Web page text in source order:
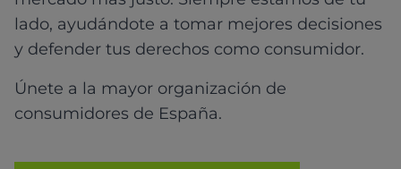
lado, ayudándote a tomar mejores decisiones
y defender tus derechos como consumidor.
Únete a la mayor organización de
consumidores de España.